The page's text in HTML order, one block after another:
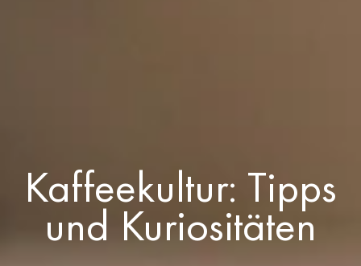
Kaffeekultur: Tipps
und Kuriositäten